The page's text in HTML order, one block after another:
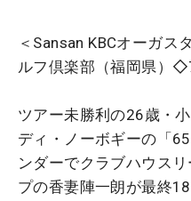
＜Sansan KBCオーガ
ルフ倶楽部（福岡県）
ツアー未勝利の26歳・
ディ・ノーボギーの「
ンダーでクラブハウス
プの香妻陣一朗が最終